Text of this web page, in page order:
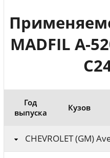
MADFIL A-
Год
выпуска
Кузов
CHEVROLET (GM)